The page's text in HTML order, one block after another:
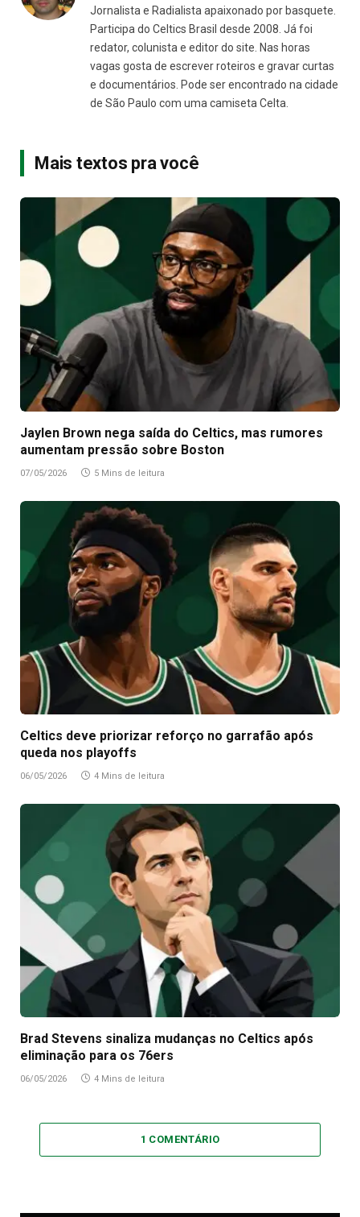
Jornalista e Radialista apaixonado por basquete.
Participa do Celtics Brasil desde 2008. Já foi
redator, colunista e editor do site. Nas horas
vagas gosta de escrever roteiros e gravar curtas
e documentários. Pode ser encontrado na cidade
de São Paulo com uma camiseta Celta.
Mais textos pra você
Jaylen Brown nega saída do Celtics, mas rumores
aumentam pressão sobre Boston
07/05/2026 5 Mins de leitura
Celtics deve priorizar reforço no garrafão após
queda nos playoffs
06/05/2026 4 Mins de leitura
Brad Stevens sinaliza mudanças no Celtics após
eliminação para os 76ers
06/05/2026 4 Mins de leitura
1 COMENTÁRIO